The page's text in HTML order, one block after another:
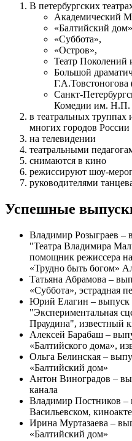
В петербургских
Академический
«Балтийский
«Суббота»,
«Остров»,
Театр Поколений
Большой
Санкт-
Комедии им. Н.П.
в театральных труппах
многих городов России
на телевидении
театральными
снимаются в кино
режиссируют шоу-
руководителями
Успешные
Владимир Розыграев –
"Театра Владимира
помощник режиссера
«Трудно быть богом»
Татьяна Абрамова –
«Суббота», эстрадная
Юрий Елагин – выпуск
"Экспериментальная
Праудина", известный
Алексей Барабаш –
«Балтийского дома»,
Ольга Белинская –
«Балтийский дом»
Антон Виноградов –
канала
Владимир Постников –
Васильевском,
Ирина Муртазаева –
«Балтийский дом»